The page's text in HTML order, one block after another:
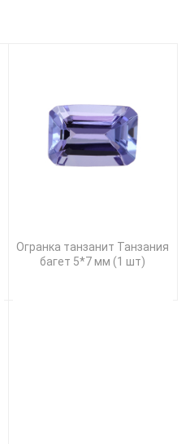
Огранка танзанит Танзания
багет 5*7 мм (1 шт)